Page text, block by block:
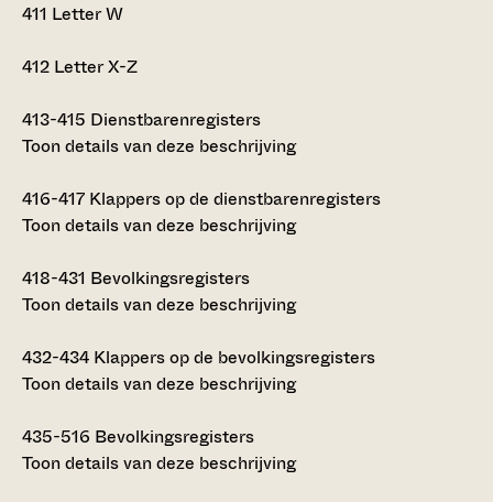
411 Letter W
412 Letter X-Z
413-415 Dienstbarenregisters
Toon details van deze beschrijving
416-417 Klappers op de dienstbarenregisters
Toon details van deze beschrijving
418-431 Bevolkingsregisters
Toon details van deze beschrijving
432-434 Klappers op de bevolkingsregisters
Toon details van deze beschrijving
435-516 Bevolkingsregisters
Toon details van deze beschrijving